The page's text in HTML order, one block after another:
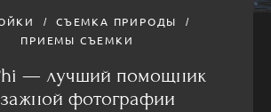
СЪЕМКА ПРИРОДЫ
ПРИЕМЫ СЪЕМКИ
— лучший помощник
фотографии